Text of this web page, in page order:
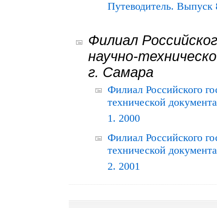
Путеводитель. Выпуск
Филиал
научно-
г. Самара
Филиал Российского
технической
1. 2000
Филиал Российского
технической
2. 2001